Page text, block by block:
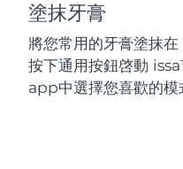
塗抹牙膏
將您常用的牙膏塗抹
按下通用按鈕啓動
app中選擇您喜歡的模